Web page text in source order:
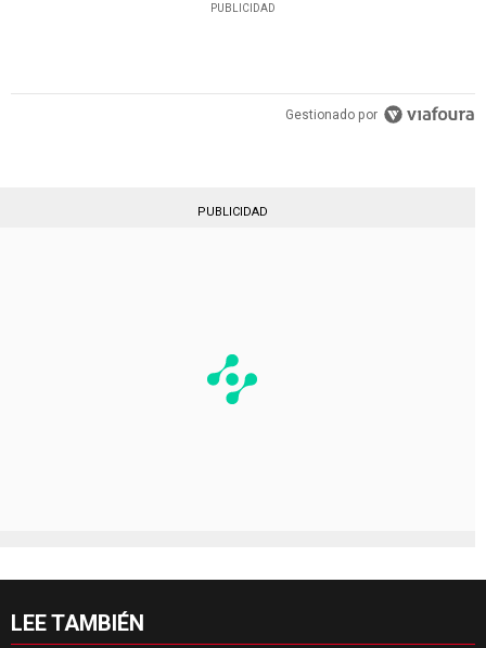
PUBLICIDAD
Gestionado por
PUBLICIDAD
LEE TAMBIÉN